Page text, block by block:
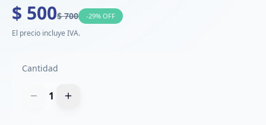
$ 500$ 700 -29% OFF
El precio incluye IVA.
Cantidad
1